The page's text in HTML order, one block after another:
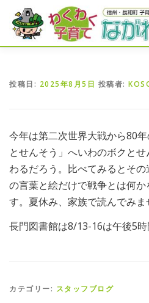
投稿日: 2025年8月5日 投稿者:
今年は第二次世界大戦から80
とせんそう」へいわのボクと
わるだろう。比べてみるとそ
の言葉と絵だけで戦争とは何
す。夏休み、家族で読んでみま
長門図書館は8/13-16は午後5時
カテゴリー: スタッフブログ